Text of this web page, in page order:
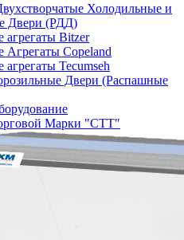
Холодильные и
Двери (РДД)
агрегаты Bitzer
Агрегаты Copeland
Tecumseh
Двери (Распашные
Марки "СТТ"